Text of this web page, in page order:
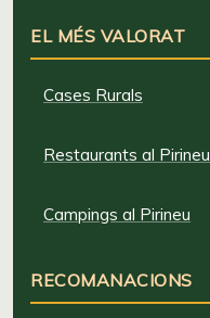
EL MÉS VALORAT
Cases Rurals
Restaurants al Pirineu
Campings al Pirineu
RECOMANACIONS